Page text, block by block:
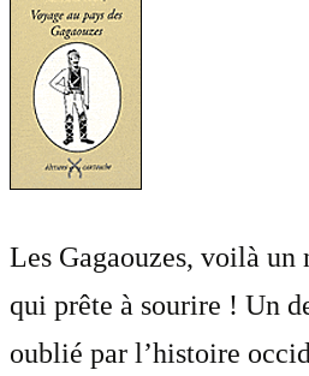
Les Gagaouzes, voilà un
qui prête à sourire ! Un
oublié par l’histoire